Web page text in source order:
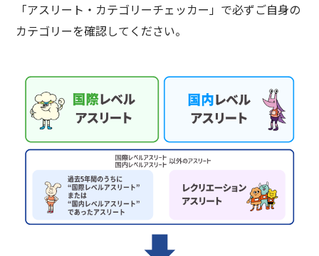
「アスリート・カテゴリーチェッカー」で必ずご自身の
カテゴリーを確認してください。